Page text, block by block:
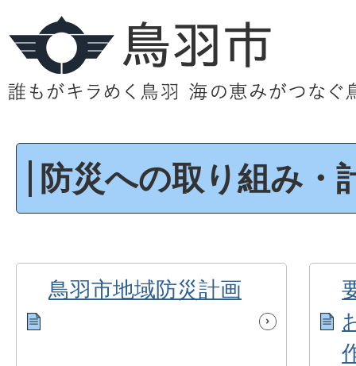
防災への取り組み・
鳥羽市地域防災計画